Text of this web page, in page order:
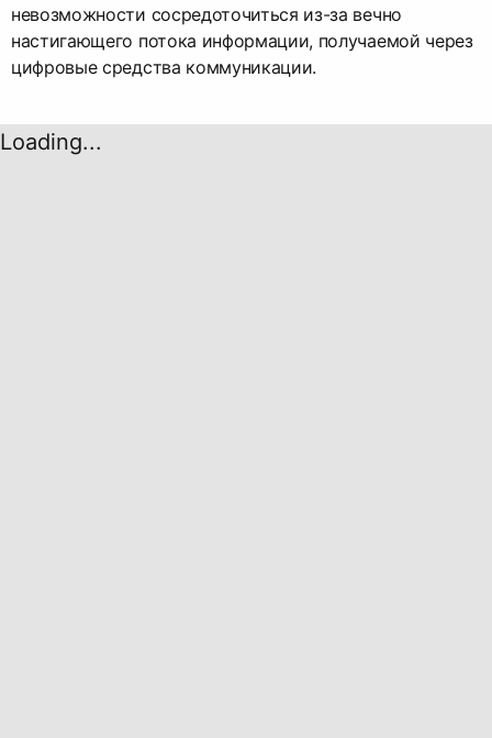
невозможности сосредоточиться из-за вечно
настигающего потока информации, получаемой через
цифровые средства коммуникации.
Loading...